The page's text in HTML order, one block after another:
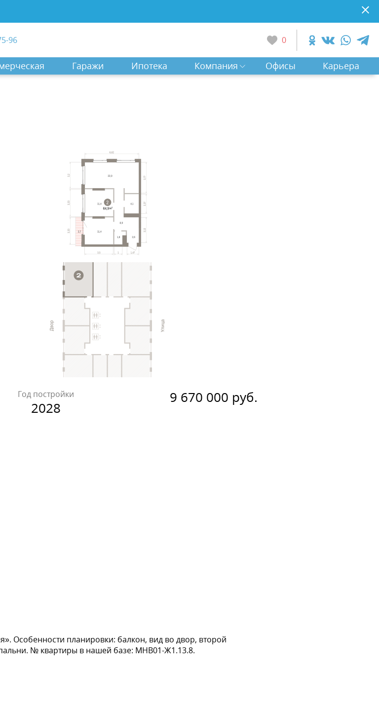
96 0
Гаражи Ипотека Компания Офисы Карьера
Год постройки
2028
9 670 000 руб.
Особенности планировки: балкон, вид во двор, второй
№ квартиры в нашей базе: МНВ01-Ж1.13.8.